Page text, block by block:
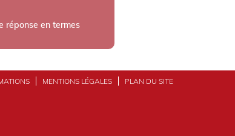
réponse en termes
MENTIONS LÉGALES PLAN DU SITE